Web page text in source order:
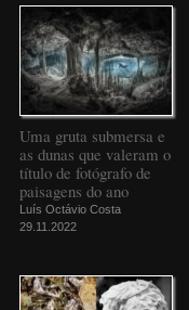
Uma gruta submersa e
as dunas que valeram o
título de fotógrafo de
paisagens do ano
Luís Octávio Costa
29.11.2022